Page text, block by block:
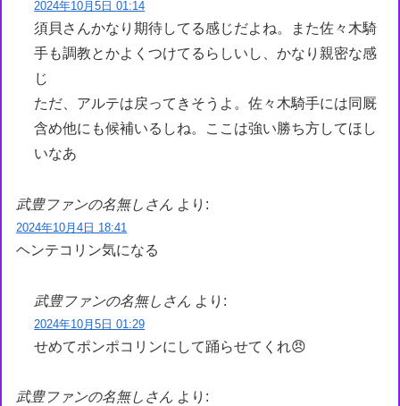
2024年10月5日 01:14
須貝さんかなり期待してる感じだよね。また佐々木騎
手も調教とかよくつけてるらしいし、かなり親密な感
じ
ただ、アルテは戻ってきそうよ。佐々木騎手には同厩
含め他にも候補いるしね。ここは強い勝ち方してほし
いなあ
武豊ファンの名無しさん より:
2024年10月4日 18:41
ヘンテコリン気になる
武豊ファンの名無しさん より:
2024年10月5日 01:29
せめてポンポコリンにして踊らせてくれ😠
武豊ファンの名無しさん より: